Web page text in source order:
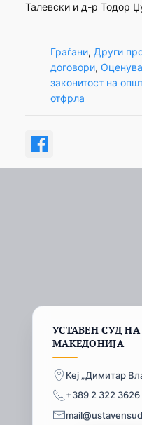
Талевски и д-р Тодор
Граѓани, Други
договори,
законитост на
отфрла
УСТАВЕН СУД
МАКЕДОНИЈА
Кеј „Димитар
+389 2 322 3626